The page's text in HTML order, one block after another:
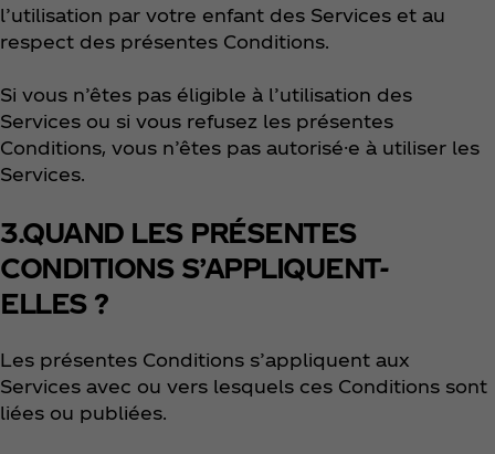
l’utilisation par votre enfant des Services et au
respect des présentes Conditions.
Si vous n’êtes pas éligible à l’utilisation des
Services ou si vous refusez les présentes
Conditions, vous n’êtes pas autorisé·e à utiliser les
Services.
3.QUAND LES PRÉSENTES
CONDITIONS S’APPLIQUENT-
ELLES ?
Les présentes Conditions s’appliquent aux
Services avec ou vers lesquels ces Conditions sont
liées ou publiées.